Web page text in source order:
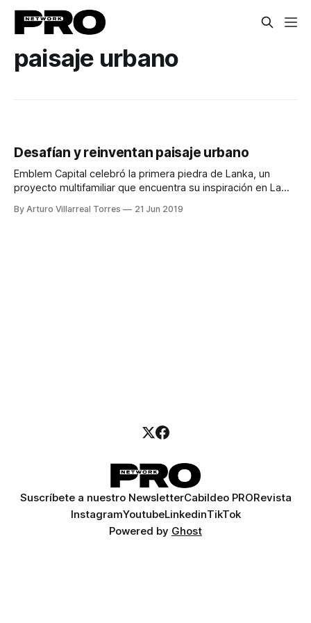
paisaje urbano
Desafían y reinventan paisaje urbano
Emblem Capital celebró la primera piedra de Lanka, un
proyecto multifamiliar que encuentra su inspiración en La
By Arturo Villarreal Torres 21 Jun 2019
Suscríbete a nuestro NewsletterCabildeo PRORevista
InstagramYoutubeLinkedinTikTok
Powered by Ghost